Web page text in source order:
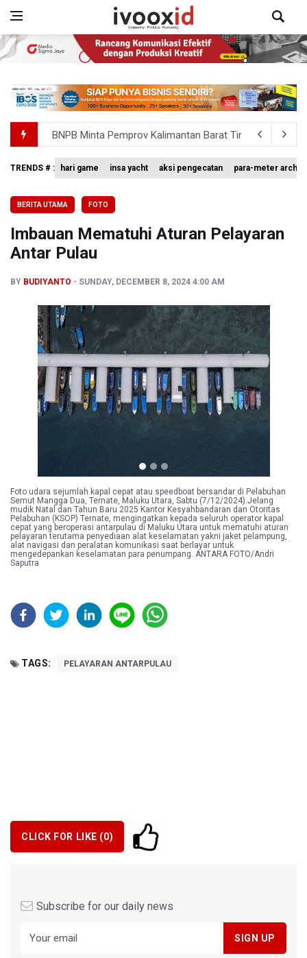
BNPB Minta Pemprov Kalimantan Barat Tinjau Kembali
Kemensos Targetkan 150 Ribu Siswa Masuk Program
Tim 9 Kejagung Periksa Febrie Adransayah sebagai
BPIP: Satu Siswa Sekolah Rakyat Jadi Calon Paskibraka
TRENDS # : hari game insa yacht aksi pengecatan para-meter
BERITA UTAMA FOTO
Imbauan Mematuhi Aturan Pelayaran
Antar Pulau
BY BUDIYANTO SUNDAY, DECEMBER 8, 2024 4:00 AM
Previous
Foto udara sejumlah kapal cepat atau speedboat bersandar di Pelabuhan
Semut Mangga Dua, Ternate, Maluku Utara, Sabtu (7/12/2024).Jelang
mudik Natal dan Tahun Baru 2025 Kantor Kesyahbandaran dan Otoritas
Pelabuhan (KSOP) Ternate, mengingatkan kepada seluruh operator kapal
cepat yang beroperasi antarpulau di Maluku Utara untuk mematuhi aturan
pelayaran terutama penyediaan alat keselamatan yakni jaket pelampung,
alat navigasi dan peralatan komunikasi saat berlayar untuk
mengedepankan keselamatan para penumpang. ANTARA FOTO/Andri
Saputra
TAGS: PELAYARAN ANTARPULAU
CLICK FOR LIKE (0)
Subscribe for our daily news